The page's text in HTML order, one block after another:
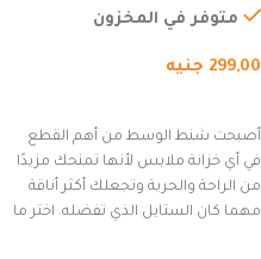
السفر، الجري العادي، المشي
(رمادي)
متوفر في المخزون
299,00 جنيه
أصبحت شنط الوسط من أهم القطع
في أي خزانة ملابس لأنها تمنحك مزيدًا
من الراحة والحرية وتجعلك أكثر أناقة
مهما كان الستايل الذي تفضله. اختر ما